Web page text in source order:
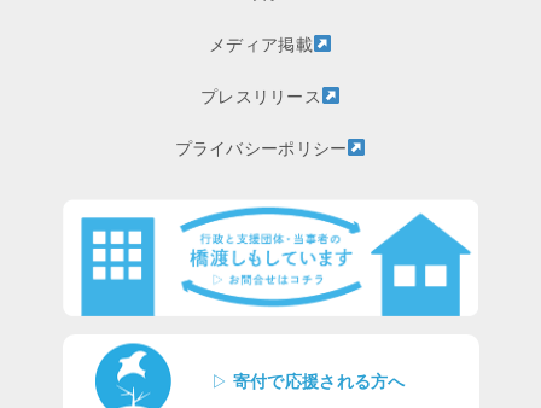
メディア掲載
プレスリリース
プライバシーポリシー
▷ 寄付で応援される方へ